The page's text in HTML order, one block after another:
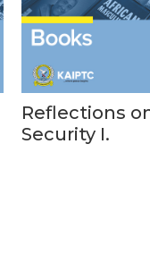
Reflections
Security I.